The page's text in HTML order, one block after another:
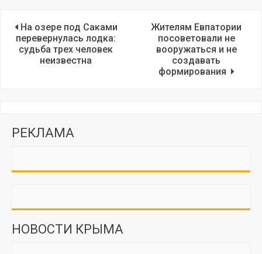
На озере под Саками
перевернулась лодка:
судьба трех человек
неизвестна
Жителям Евпатории
посоветовали не
вооружаться и не
создавать
формирования
РЕКЛАМА
НОВОСТИ КРЫМА